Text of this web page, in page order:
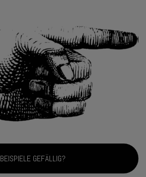
BEISPIELE GEFÄLLIG?